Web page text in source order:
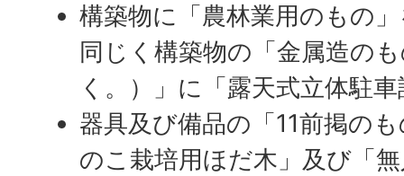
構築物に「農林業用のもの
同じく構築物の「金属造の
く。）」に「露天式立体駐
器具及び備品の「11前掲の
のこ栽培用ほだ木」及び「